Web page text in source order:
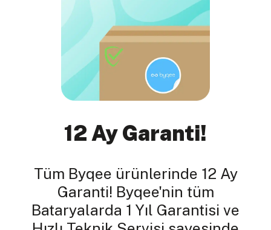
12 Ay Garanti!
Tüm Byqee ürünlerinde 12 Ay
Garanti! Byqee'nin tüm
Bataryalarda 1 Yıl Garantisi ve